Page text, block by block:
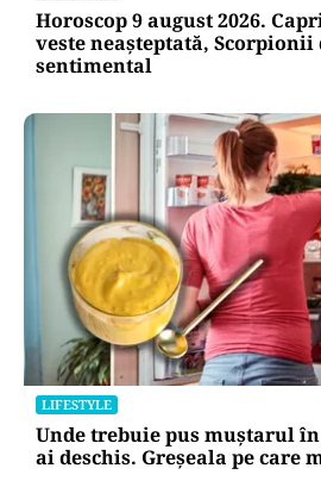
Horoscop 9 august 2026.
veste neașteptată,
sentimental
LIFESTYLE
Unde trebuie pus muștarul
ai deschis. Greșeala pe care